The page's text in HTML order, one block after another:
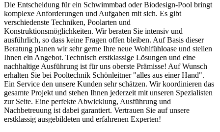
Die Entscheidung für ein Schwimmbad oder Biodesign-Pool bringt
komplexe Anforderungen und Aufgaben mit sich. Es gibt
verschiedenste Techniken, Poolarten und
Konstruktionsmöglichkeiten. Wir beraten Sie intensiv und
ausführlich, so dass keine Fragen offen bleiben. Auf Basis dieser
Beratung planen wir sehr gerne Ihre neue Wohlfühloase und stellen
Ihnen ein Angebot. Technisch erstklassige Lösungen und eine
nachhaltige Ausführung ist für uns oberste Prämisse! Auf Wunsch
erhalten Sie bei Pooltechnik Schönleitner "alles aus einer Hand".
Ein Service den unsere Kunden sehr schätzen. Wir koordinieren das
gesamte Projekt und stehen Ihnen jederzeit mit unseren Spezialisten
zur Seite. Eine perfekte Abwicklung, Ausführung und
Nachbetreuung ist dabei garantiert. Vertrauen Sie auf unsere
erstklassig ausgebildeten und erfahrenen Experten!